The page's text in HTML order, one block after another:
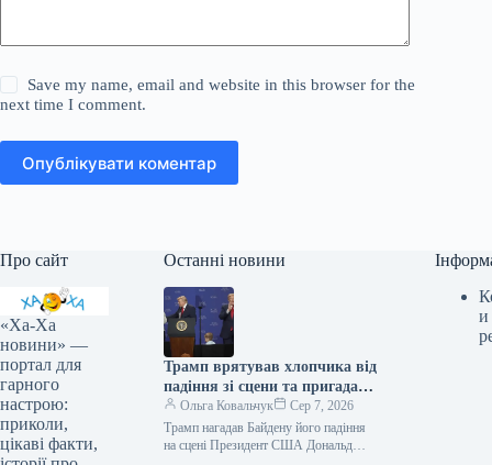
Save my name, email and website in this browser for the
next time I comment.
Опублікувати коментар
Про сайт
«Ха-Ха
новини» —
портал для
гарного
настрою:
приколи,
цікаві факти,
Останні новини
Трамп врятував хлопчика від
падіння зі сцени та пригадав
Байдена (відео)
Ольга Ковальчук
Сер 7, 2026
Трамп нагадав Байдену його падіння
на сцені Президент США Дональд
и